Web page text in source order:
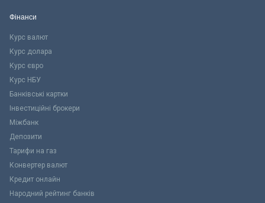
Фінанси
Курс валют
Курс долара
Курс євро
Курс НБУ
Банківські картки
Інвестиційні брокери
Міжбанк
Депозити
Тарифи на газ
Конвертер валют
Кредит онлайн
Народний рейтинг банків